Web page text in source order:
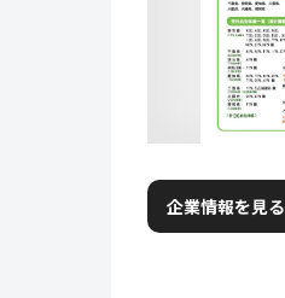
企業情報を見る